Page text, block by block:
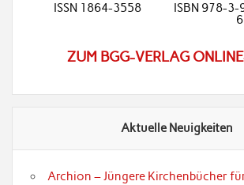
ISSN 1864-3558
ISBN 978-
6
ZUM BGG-VERLAG
Aktuelle Neuigkeiten
Archion – Jüngere Kirchenbücher